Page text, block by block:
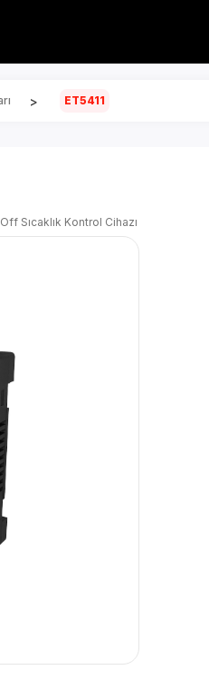
> ET5411
Sıcaklık Kontrol Cihazı